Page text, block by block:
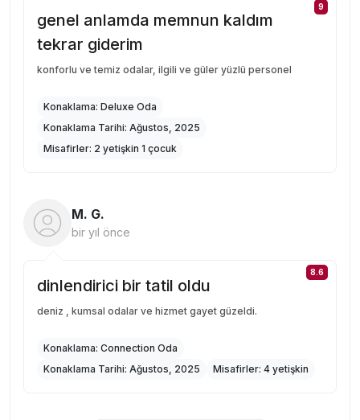
9
genel anlamda memnun kaldım
tekrar giderim
konforlu ve temiz odalar, ilgili ve güler yüzlü personel
Konaklama: Deluxe Oda
Konaklama Tarihi: Ağustos, 2025
Misafirler: 2 yetişkin 1 çocuk
M. G.
bir yıl önce
8.6
dinlendirici bir tatil oldu
deniz , kumsal odalar ve hizmet gayet güzeldi.
Konaklama: Connection Oda
Konaklama Tarihi: Ağustos, 2025 Misafirler: 4 yetişkin